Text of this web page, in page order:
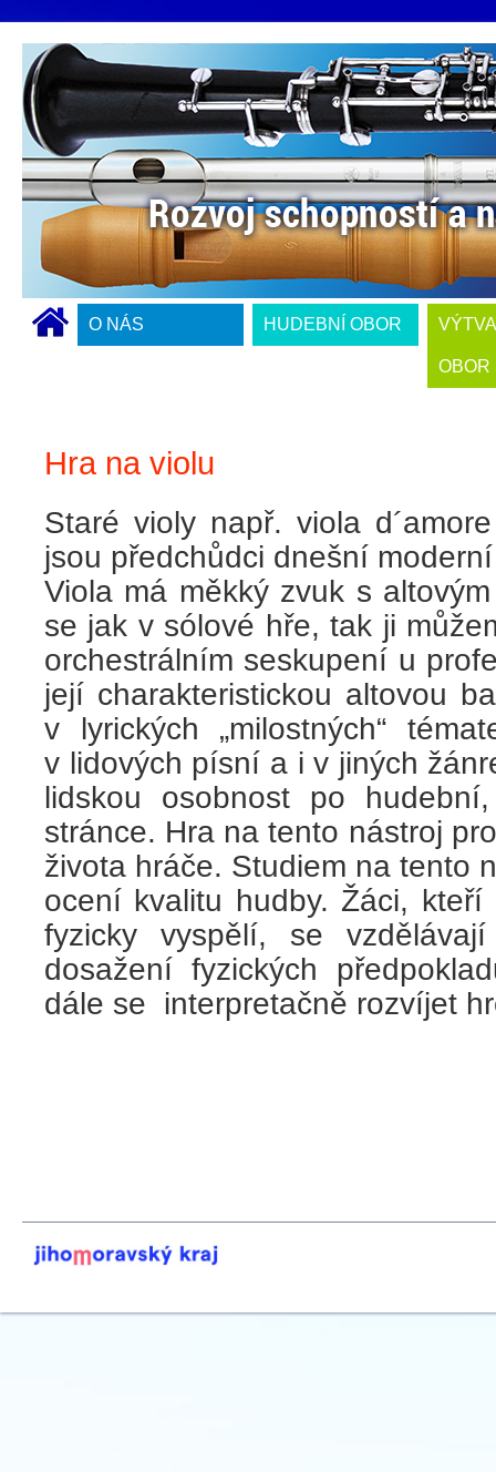
O NÁS HUDEBNÍ OBOR
OBOR
Hra na violu
Staré violy např. viola
jsou předchůdci dnešní
Viola má měkký zvuk s
se jak v sólové hře, tak ji
orchestrálním seskupení u
její charakteristickou altovou
v lyrických „milostných“
v lidových písní a i v jiných
lidskou osobnost po
stránce. Hra na tento nástroj
života hráče. Studiem na tento
ocení kvalitu hudby. Žáci,
fyzicky vyspělí, se
dosažení fyzických
dále se interpretačně rozvíjet